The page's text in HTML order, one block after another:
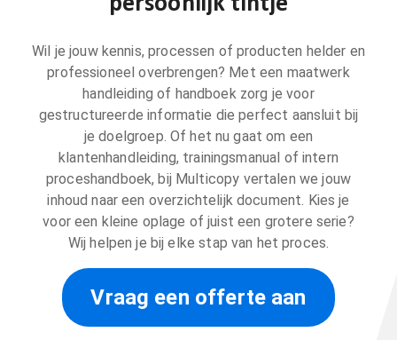
Wil je jouw kennis, processen of producten helder en
professioneel overbrengen? Met een maatwerk
handleiding of handboek zorg je voor
gestructureerde informatie die perfect aansluit bij
je doelgroep. Of het nu gaat om een
klantenhandleiding, trainingsmanual of intern
proceshandboek, bij Multicopy vertalen we jouw
inhoud naar een overzichtelijk document. Kies je
voor een kleine oplage of juist een grotere serie?
Wij helpen je bij elke stap van het proces.
Vraag een offerte aan